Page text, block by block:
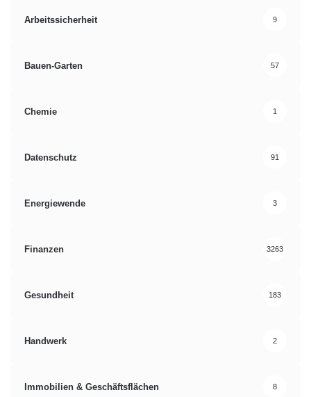
Arbeitssicherheit 9
Bauen-Garten 57
Chemie 1
Datenschutz 91
Energiewende 3
Finanzen 3263
Gesundheit 183
Handwerk 2
Immobilien & Geschäftsflächen 8